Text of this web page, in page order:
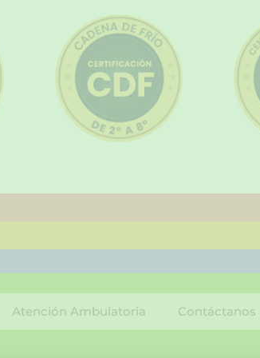
Atención Ambulatoria Contáctanos